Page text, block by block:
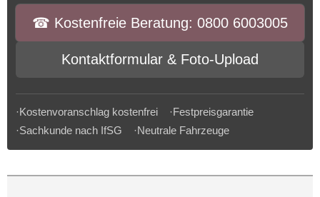
☎︎ Kostenfreie Beratung: 0800 6003005
Kontaktformular & Foto-Upload
·Kostenvoranschlag kostenfrei ·Festpreisgarantie
·Sachkunde nach IfSG ·Neutrale Fahrzeuge